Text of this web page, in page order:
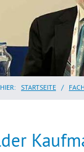
STARTSEITE /